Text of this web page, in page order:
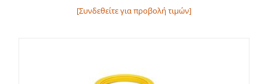
[Συνδεθείτε για προβολή τιμών]